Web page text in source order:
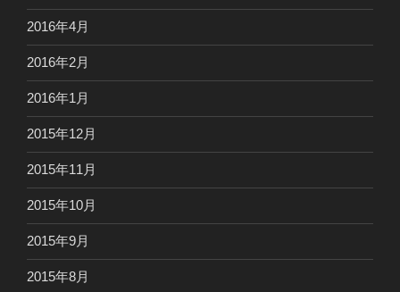
2016年4月
2016年2月
2016年1月
2015年12月
2015年11月
2015年10月
2015年9月
2015年8月